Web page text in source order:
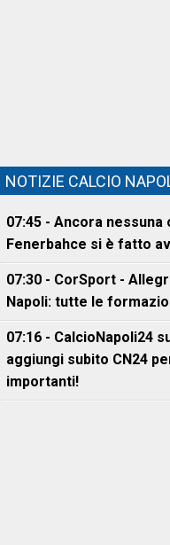
NOTIZIE CALCIO
07:45 - Ancora
Fenerbahce si è fatto
07:30 - CorSport -
Napoli: tutte le
07:16 - CalcioNapoli24
aggiungi subito CN24
importanti!